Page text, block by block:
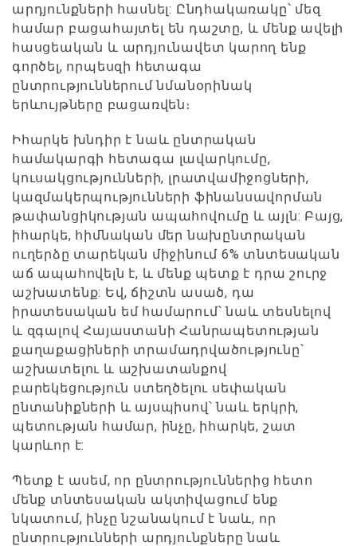
արդյունքների հասնել: Ընդհակառակը՝ մեզ
համար բացահայտել են դաշտը, և մենք ավելի
հասցեական և արդյունավետ կարող ենք
գործել, որպեսզի հետագա
ընտրություններում նմանօրինակ
երևույթները բացառվեն։
Իհարկե խնդիր է նաև ընտրական
համակարգի հետագա լավարկումը,
կուսակցությունների, լրատվամիջոցների,
կազմակերպությունների ֆինանսավորման
թափանցիկության ապահովումը և այլն: Բայց,
իհարկե, հիմնական մեր նախընտրական
ուղերձը տարեկան միջինում 6% տնտեսական
աճ ապահովելն է, և մենք պետք է դրա շուրջ
աշխատենք: Եվ, ճիշտն ասած, դա
իրատեսական եմ համարում՝ նաև տեսնելով
և զգալով Հայաստանի Հանրապետության
քաղաքացիների տրամադրվածությունը՝
աշխատելու և աշխատանքով
բարեկեցություն ստեղծելու սեփական
ընտանիքների և այսպիսով՝ նաև երկրի,
պետության համար, ինչը, իհարկե, շատ
կարևոր է:
Պետք է ասեմ, որ ընտրություններից հետո
մենք տնտեսական ակտիվացում ենք
նկատում, ինչը նշանակում է նաև, որ
ընտրությունների արդյունքները նաև